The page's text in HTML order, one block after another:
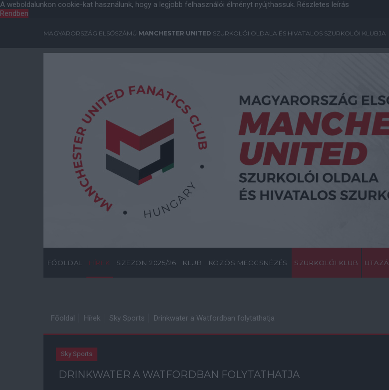
A weboldalunkon cookie-kat használunk, hogy a legjobb felhasználói élményt nyújthassuk. Részletes leírás
Rendben
MAGYARORSZÁG ELSŐSZÁMÚ MANCHESTER UNITED SZURKOLÓI OLDALA ÉS HIVATALOS SZURKOLÓI KLUBJA
FŐOLDAL HÍREK SZEZON 2025/26 KLUB KÖZÖS MECCSNÉZÉS SZURKOLÓI KLUB
Főoldal Hírek Sky Sports Drinkwater a Watfordban folytathatja
Sky Sports
DRINKWATER A WATFORDBAN FOLYTATHATJA